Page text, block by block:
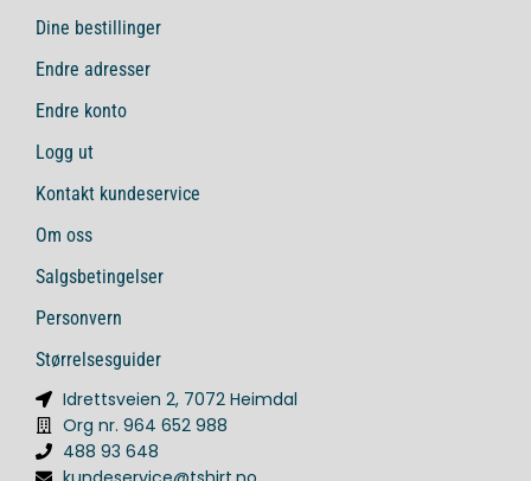
Dine bestillinger
Endre adresser
Endre konto
Logg ut
Kontakt kundeservice
Om oss
Salgsbetingelser
Personvern
Størrelsesguider
Idrettsveien 2, 7072 Heimdal
Org nr. 964 652 988
488 93 648